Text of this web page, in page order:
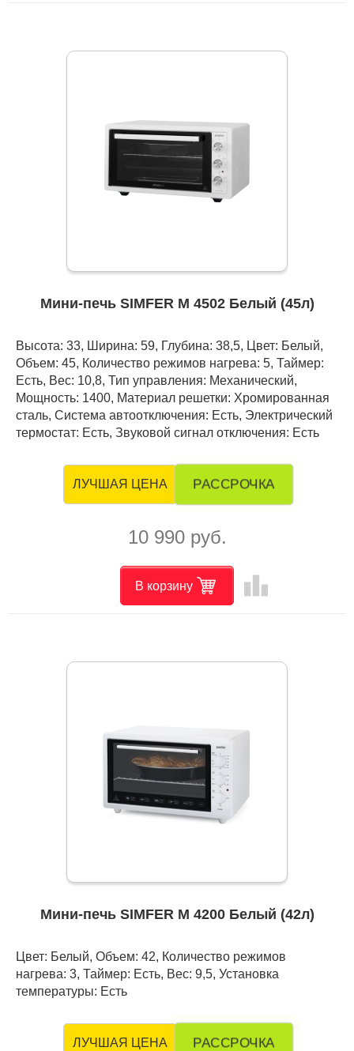
Мини-печь SIMFER M 4502 Белый (45л)
Высота: 33, Ширина: 59, Глубина: 38,5, Цвет: Белый,
Объем: 45, Количество режимов нагрева: 5, Таймер:
Есть, Вес: 10,8, Тип управления: Механический,
Мощность: 1400, Материал решетки: Хромированная
сталь, Система автоотключения: Есть, Электрический
термостат: Есть, Звуковой сигнал отключения: Есть
ЛУЧШАЯ ЦЕНА РАССРОЧКА
10 990 руб.
В корзину leaderboard
Мини-печь SIMFER M 4200 Белый (42л)
Цвет: Белый, Объем: 42, Количество режимов
нагрева: 3, Таймер: Есть, Вес: 9,5, Установка
температуры: Есть
ЛУЧШАЯ ЦЕНА РАССРОЧКА